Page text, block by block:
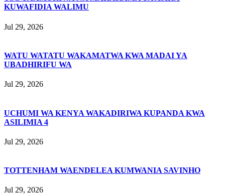
KUWAFIDIA WALIMU
Jul 29, 2026
WATU WATATU WAKAMATWA KWA MADAI YA
UBADHIRIFU WA
Jul 29, 2026
UCHUMI WA KENYA WAKADIRIWA KUPANDA KWA
ASILIMIA 4
Jul 29, 2026
TOTTENHAM WAENDELEA KUMWANIA SAVINHO
Jul 29, 2026